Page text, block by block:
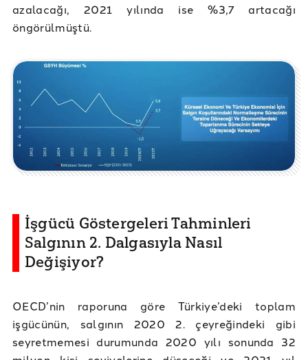
azalacağı, 2021 yılında ise %3,7 artacağı
öngörülmüştü.
İşgücü Göstergeleri Tahminleri
Salgının 2. Dalgasıyla Nasıl
Değişiyor?
OECD’nin raporuna göre Türkiye’deki toplam
işgücünün, salgının 2020 2. çeyreğindeki gibi
seyretmemesi durumunda 2020 yılı sonunda 32